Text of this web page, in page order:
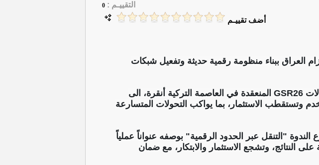
التقييـم : 0
أضف تقييـم
العراق ببناء منظومة رقمية حديثة وتفعيل شبكات
واشار ابو كلل ،خلال كلمته في الندوة العالمية لمنظمي قطاع الاتصالات GSR26 المنعقدة في العاصمة التركية أنقرة، الى
وتستقطب الاستثمار، بما يواكب التحولات المتسارعة
"التنقل عبر الحدود الرقمية" بوصفه عنواناً عملياً
النتائج، وتشجع الاستثمار والابتكار، مع ضمان